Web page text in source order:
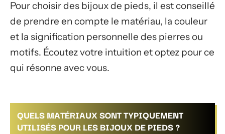
Pour choisir des bijoux de pieds, il est conseillé
de prendre en compte le matériau, la couleur
et la signification personnelle des pierres ou
motifs. Écoutez votre intuition et optez pour ce
qui résonne avec vous.
QUELS MATÉRIAUX SONT TYPIQUEMENT
UTILISÉS POUR LES BIJOUX DE PIEDS ?